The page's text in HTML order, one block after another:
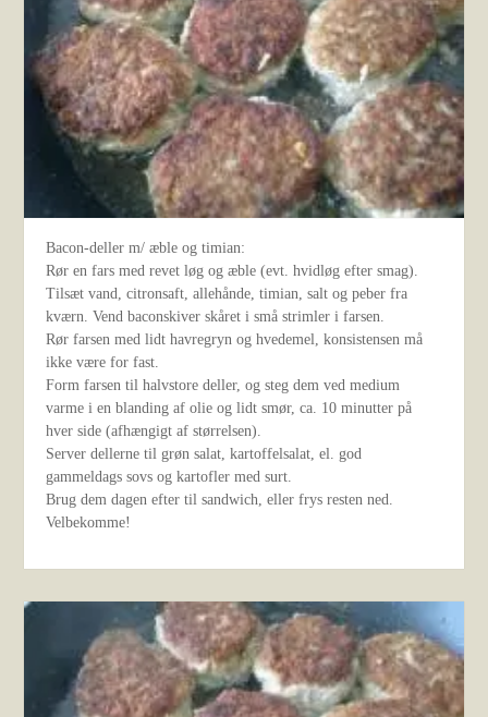
Bacon-deller m/ æble og timian:
Rør en fars med revet løg og æble (evt. hvidløg efter smag).
Tilsæt vand, citronsaft, allehånde, timian, salt og peber fra
kværn. Vend baconskiver skåret i små strimler i farsen.
Rør farsen med lidt havregryn og hvedemel, konsistensen må
ikke være for fast.
Form farsen til halvstore deller, og steg dem ved medium
varme i en blanding af olie og lidt smør, ca. 10 minutter på
hver side (afhængigt af størrelsen).
Server dellerne til grøn salat, kartoffelsalat, el. god
gammeldags sovs og kartofler med surt.
Brug dem dagen efter til sandwich, eller frys resten ned.
Velbekomme!